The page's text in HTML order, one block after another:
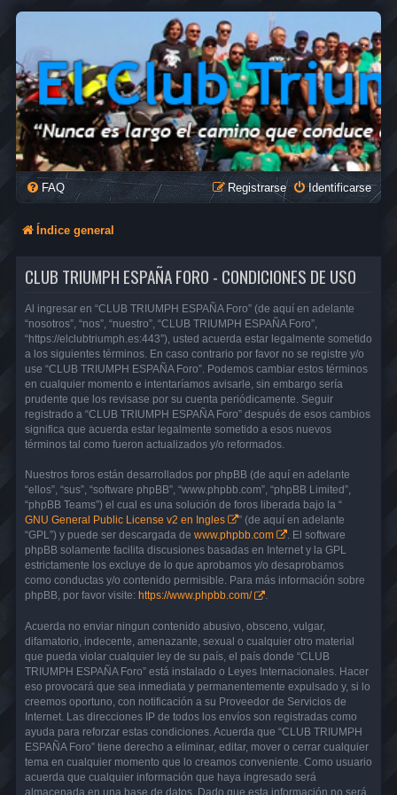
FAQ Identificarse
Registrarse
Índice general
CLUB TRIUMPH ESPAÑA FORO - CONDICIONES DE USO
Al ingresar en “CLUB TRIUMPH ESPAÑA Foro” (de aquí en adelante
“nosotros”, “nos”, “nuestro”, “CLUB TRIUMPH ESPAÑA Foro”,
“https://elclubtriumph.es:443”), usted acuerda estar legalmente sometido
a los siguientes términos. En caso contrario por favor no se registre y/o
use “CLUB TRIUMPH ESPAÑA Foro”. Podemos cambiar estos términos
en cualquier momento e intentaríamos avisarle, sin embargo sería
prudente que los revisase por su cuenta periódicamente. Seguir
registrado a “CLUB TRIUMPH ESPAÑA Foro” después de esos cambios
significa que acuerda estar legalmente sometido a esos nuevos
términos tal como fueron actualizados y/o reformados.
Nuestros foros están desarrollados por phpBB (de aquí en adelante
“ellos”, “sus”, “software phpBB”, “www.phpbb.com”, “phpBB Limited”,
“phpBB Teams”) el cual es una solución de foros liberada bajo la “
GNU General Public License v2 en Ingles
” (de aquí en adelante
“GPL”) y puede ser descargada de www.phpbb.com
. El software
phpBB solamente facilita discusiones basadas en Internet y la GPL
estrictamente los excluye de lo que aprobamos y/o desaprobamos
como conductas y/o contenido permisible. Para más información sobre
phpBB, por favor visite: https://www.phpbb.com/ .
Acuerda no enviar ningun contenido abusivo, obsceno, vulgar,
difamatorio, indecente, amenazante, sexual o cualquier otro material
que pueda violar cualquier ley de su país, el país donde “CLUB
TRIUMPH ESPAÑA Foro” está instalado o Leyes Internacionales. Hacer
eso provocará que sea inmediata y permanentemente expulsado y, si lo
creemos oportuno, con notificación a su Proveedor de Servicios de
Internet. Las direcciones IP de todos los envíos son registradas como
ayuda para reforzar estas condiciones. Acuerda que “CLUB TRIUMPH
ESPAÑA Foro” tiene derecho a eliminar, editar, mover o cerrar cualquier
tema en cualquier momento que lo creamos conveniente. Como usuario
acuerda que cualquier información que haya ingresado será
almacenada en una base de datos. Dado que esta información no será